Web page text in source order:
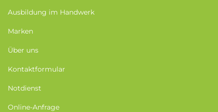
Ausbildung im Handwerk
Marken
Über uns
Kontaktformular
Notdienst
Online-Anfrage